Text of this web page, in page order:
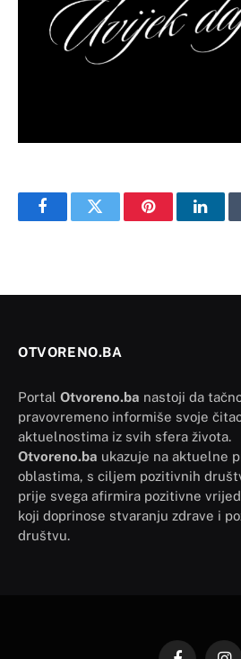
FacebookTwitter Pinterest
OTVORENO.BA
Portal Otvoreno.ba nastoji da
pravovremeno informiše svoje
aktuelnostima iz svih sfera života.
Otvoreno.ba ukazuje na aktuelne
oblastima, s ciljem pozitivnih
prije svega afirmira pozitivne
koji doprinose stvaranju zdrave i
društvu.